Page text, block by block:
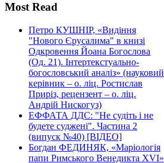
Most Read
Петро КУШНІР, «Видіння
"Нового Єрусалима" в книзі
Одкровення Йоана Богослова
(Од. 21). Інтертекстуально-
богословський аналіз» (науковий
керівник – о. ліц. Ростислав
Приріз, рецензент – о. ліц.
Андрій Нискогуз)
ЕФФАТА ДДС: "Не судіть і не
будете суджені". Частина 2
(випуск №40) [ВІДЕО]
Богдан ФЕДИНЯК, «Маріологія
папи Римського Венедикта XVI»